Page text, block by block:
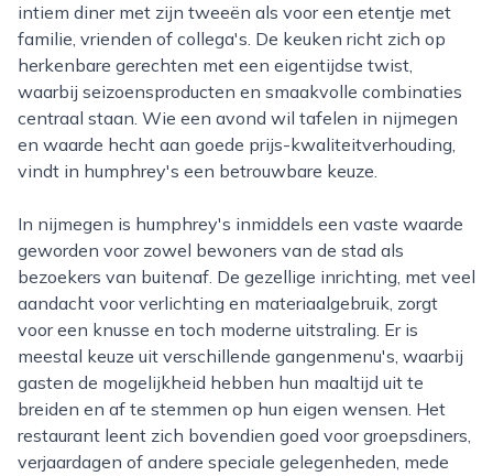
intiem diner met zijn tweeën als voor een etentje met
familie, vrienden of collega's. De keuken richt zich op
herkenbare gerechten met een eigentijdse twist,
waarbij seizoensproducten en smaakvolle combinaties
centraal staan. Wie een avond wil tafelen in nijmegen
en waarde hecht aan goede prijs-kwaliteitverhouding,
vindt in humphrey's een betrouwbare keuze.
In nijmegen is humphrey's inmiddels een vaste waarde
geworden voor zowel bewoners van de stad als
bezoekers van buitenaf. De gezellige inrichting, met veel
aandacht voor verlichting en materiaalgebruik, zorgt
voor een knusse en toch moderne uitstraling. Er is
meestal keuze uit verschillende gangenmenu's, waarbij
gasten de mogelijkheid hebben hun maaltijd uit te
breiden en af te stemmen op hun eigen wensen. Het
restaurant leent zich bovendien goed voor groepsdiners,
verjaardagen of andere speciale gelegenheden, mede